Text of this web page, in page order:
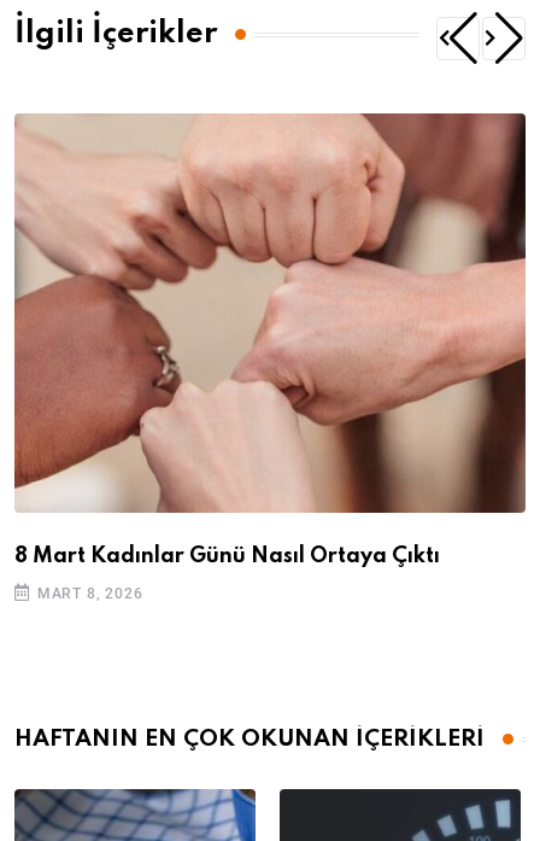
İlgili İçerikler
8 Mart Kadınlar Günü Nasıl Ortaya Çıktı
MART 8, 2026
HAFTANIN EN ÇOK OKUNAN İÇERİKLERİ